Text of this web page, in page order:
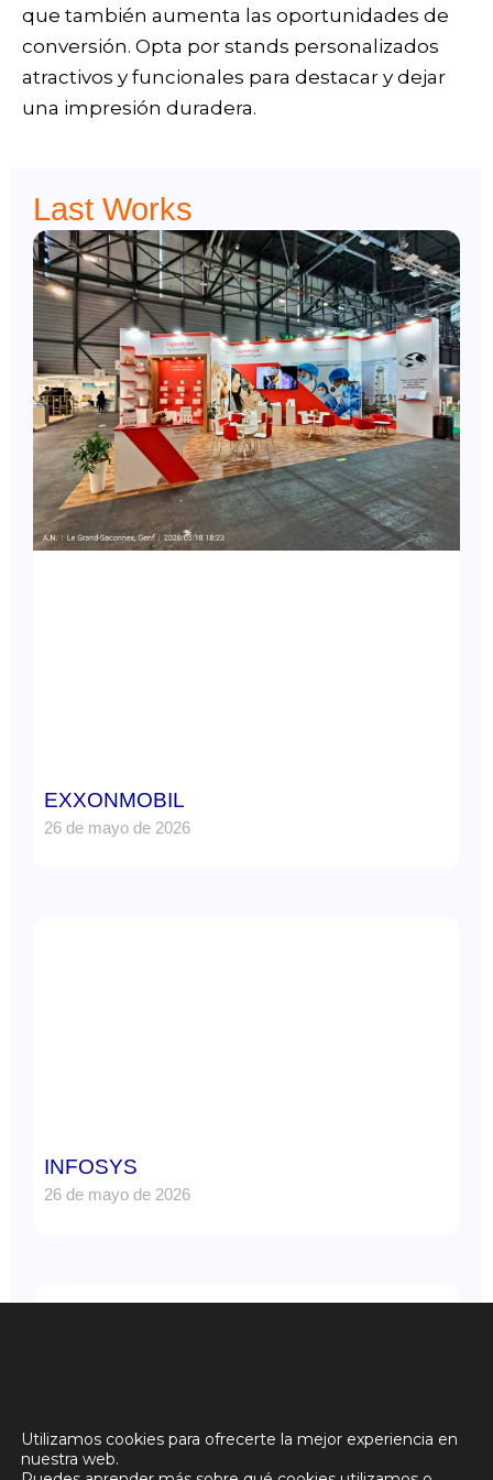
que también aumenta las oportunidades de
conversión. Opta por stands personalizados
atractivos y funcionales para destacar y dejar
una impresión duradera.
Last Works
EXXONMOBIL
26 de mayo de 2026
INFOSYS
26 de mayo de 2026
Utilizamos cookies para ofrecerte la mejor experiencia en
nuestra web.